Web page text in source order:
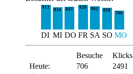
913 834 843 920 862 810
706
DI MI DO FR SA SO MO
Besuche
Klicks
Heute:
706
2491